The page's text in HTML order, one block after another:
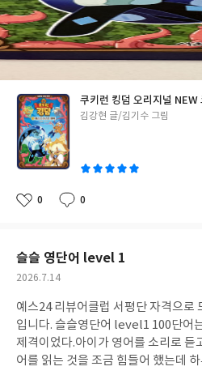
있고, 속담과 주인공인 용감한 쿠키
떤 사건이 발생했을 때 아이는 어떻
을 수 있게 되어있어서 너무나 만족
책으로 넘어가기 힘든 아이라도 코믹
에 너무나 좋은 책이었다.
쿠키런 킹덤 오리지널 NEW
글
김강현 글/김기수 그림
좋
0
댓
0
작
슬슬 영단어 level 1
작
일
2026.7.14
예스24 리뷰어클럽 서평단 자격으로
입니다. 슬슬영단어 level1 100단어
제격이었다.아이가 영어를 소리로 듣
어를 읽는 것을 조금 힘들어 했는데